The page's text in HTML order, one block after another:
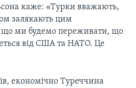
каже: «Турки вважають,
залякають цим
ми будемо переживати, що
від США та НАТО. Це
економічно Туреччина